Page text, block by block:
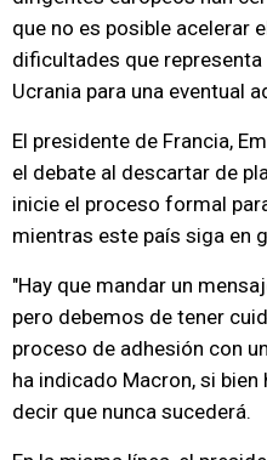
que no es posible acelerar
dificultades que
Ucrania para una eventual
El presidente de Francia,
el debate al descartar de
inicie el proceso formal
mientras este país siga en
"Hay que mandar un
pero debemos de tener
proceso de adhesión con
ha indicado Macron, si
decir que nunca sucederá.